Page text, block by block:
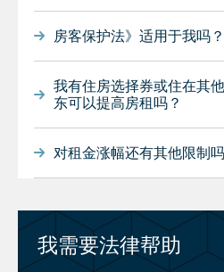
房客保护法》适用于我吗？
我有住房选择券或住在其
东可以提高房租吗？
对租金涨幅还有其他限制
我需要法律帮助